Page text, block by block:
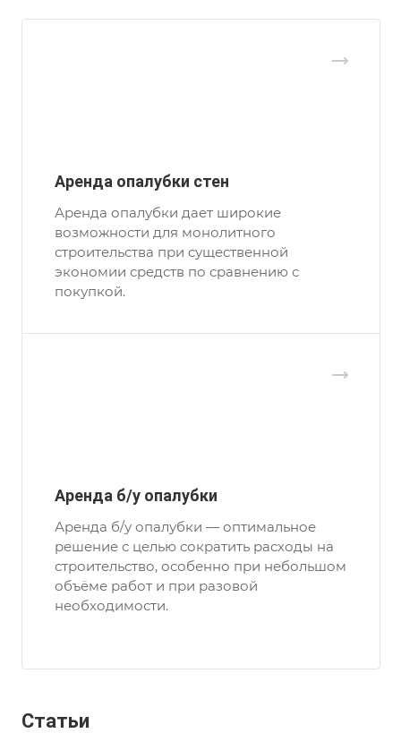
Аренда опалубки стен
Аренда опалубки дает широкие
возможности для монолитного
строительства при существенной
экономии средств по сравнению с
покупкой.
Аренда б/у опалубки
Аренда б/у опалубки — оптимальное
решение с целью сократить расходы на
строительство, особенно при небольшом
объёме работ и при разовой
необходимости.
Статьи